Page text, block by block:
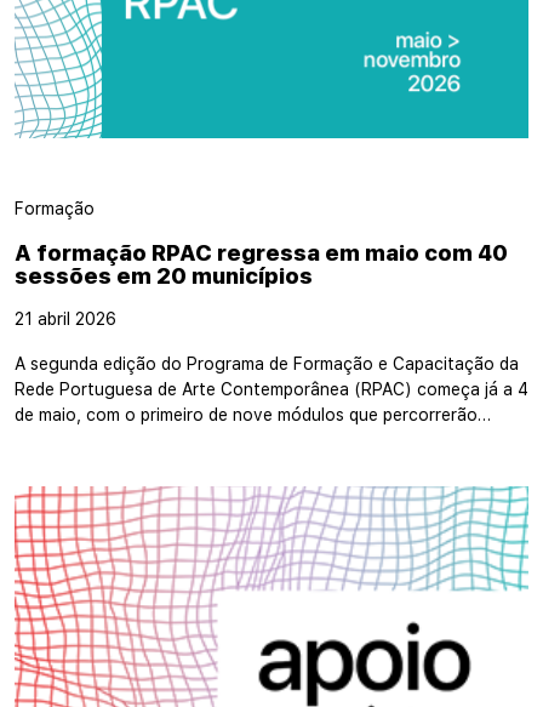
Formação
A formação RPAC regressa em maio com 40
sessões em 20 municípios
21 abril 2026
A segunda edição do Programa de Formação e Capacitação da
Rede Portuguesa de Arte Contemporânea (RPAC) começa já a 4
de maio, com o primeiro de nove módulos que percorrerão…